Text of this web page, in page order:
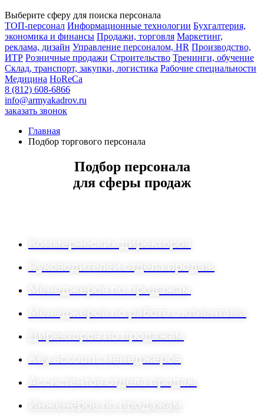
Выберите сферу для поиска персонала
ТОП-персонал Информационные технологии Бухгалтерия,
экономика и финансы Продажи, торговля Маркетинг,
реклама, дизайн Управление персоналом, HR Производство,
ИТР Розничные продажи Строительство Тренинги, обучение
Склад, транспорт, закупки, логистика Рабочие специальности
Медицина HoReCa
8 (812) 608-6866
info@armyakadrov.ru
заказать звонок
Главная
Подбор торгового персонала
Подбор персонала
для сферы продаж
Коммерческих директоров
Руководителей отдела продаж
Менеджеров по продажам
Менеджеров по работе с клиентами
Директоров по продажам
Key account менеджеров
Ассистентов отдела продаж
Инженеров по продажам